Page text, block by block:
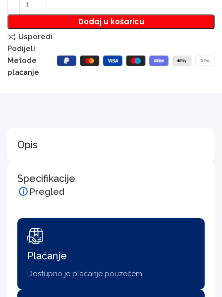
Dodaj u košaricu
Usporedi
Podijeli
Metode
plaćanje
Opis
Specifikacije
Pregled
Plaćanje
Dostupno je plaćanje pouzećem.